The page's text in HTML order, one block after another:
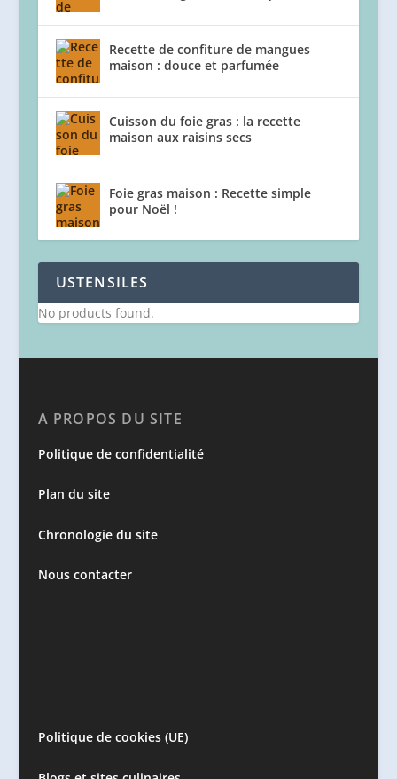
Recette de confiture de mangues
maison : douce et parfumée
Cuisson du foie gras : la recette
maison aux raisins secs
Foie gras maison : Recette simple
pour Noël !
USTENSILES
No products found.
A PROPOS DU SITE
Politique de confidentialité
Plan du site
Chronologie du site
Nous contacter
Politique de cookies (UE)